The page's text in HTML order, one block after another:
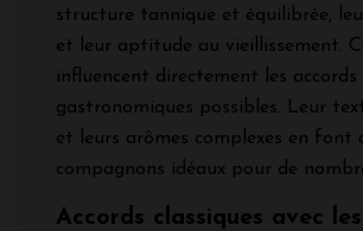
structure tannique et équilibrée,
et leur aptitude au vieillissement.
influencent directement les accords
gastronomiques possibles. Leur
et leurs arômes complexes en font
compagnons idéaux pour de
Accords classiques avec